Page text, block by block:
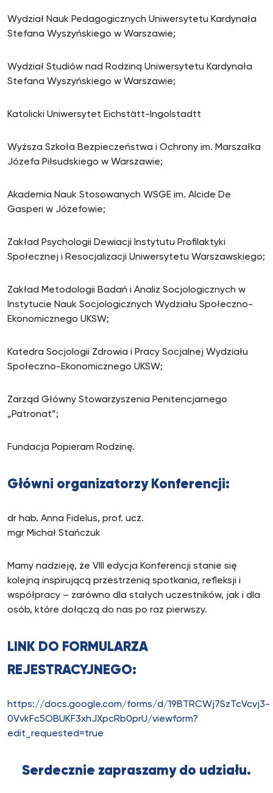
Wydział Nauk Pedagogicznych Uniwersytetu Kardynała
Stefana Wyszyńskiego w Warszawie;
Wydział Studiów nad Rodziną Uniwersytetu Kardynała
Stefana Wyszyńskiego w Warszawie;
Katolicki Uniwersytet Eichstätt-Ingolstadtt
Wyższa Szkoła Bezpieczeństwa i Ochrony im. Marszałka
Józefa Piłsudskiego w Warszawie;
Akademia Nauk Stosowanych WSGE im. Alcide De
Gasperi w Józefowie;
Zakład Psychologii Dewiacji Instytutu Profilaktyki
Społecznej i Resocjalizacji Uniwersytetu Warszawskiego;
Zakład Metodologii Badań i Analiz Socjologicznych w
Instytucie Nauk Socjologicznych Wydziału Społeczno-
Ekonomicznego UKSW;
Katedra Socjologii Zdrowia i Pracy Socjalnej Wydziału
Społeczno-Ekonomicznego UKSW;
Zarząd Główny Stowarzyszenia Penitencjarnego
„Patronat”;
Fundacja Popieram Rodzinę.
Główni organizatorzy Konferencji:
dr hab. Anna Fidelus, prof. ucz.
mgr Michał Stańczuk
Mamy nadzieję, że VIII edycja Konferencji stanie się
kolejną inspirującą przestrzenią spotkania, refleksji i
współpracy – zarówno dla stałych uczestników, jak i dla
osób, które dołączą do nas po raz pierwszy.
LINK DO FORMULARZA
REJESTRACYJNEGO:
https://docs.google.com/forms/d/19BTRCWj7SzTcVcvj3-
0VvkFc5OBUKF3xhJXpcRb0prU/viewform?
edit_requested=true
Serdecznie zapraszamy do udziału.